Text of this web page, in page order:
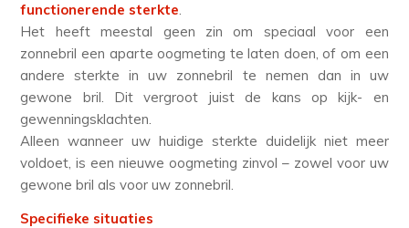
functionerende sterkte.
Het heeft meestal geen zin om speciaal voor een
zonnebril een aparte oogmeting te laten doen, of om een
andere sterkte in uw zonnebril te nemen dan in uw
gewone bril. Dit vergroot juist de kans op kijk- en
gewenningsklachten.
Alleen wanneer uw huidige sterkte duidelijk niet meer
voldoet, is een nieuwe oogmeting zinvol – zowel voor uw
gewone bril als voor uw zonnebril.
Specifieke situaties